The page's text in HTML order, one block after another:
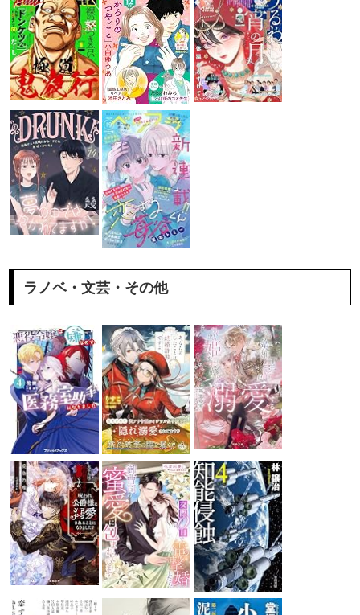
ラノベ・文芸・その他